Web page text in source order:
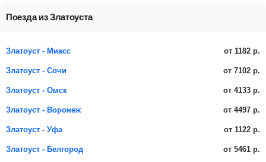
Поезда из Златоуста
Златоуст - Миасс от 1182 р.
Златоуст - Сочи от 7102 р.
Златоуст - Омск от 4133 р.
Златоуст - Воронеж от 4497 р.
Златоуст - Уфа от 1122 р.
Златоуст - Белгород от 5461 р.